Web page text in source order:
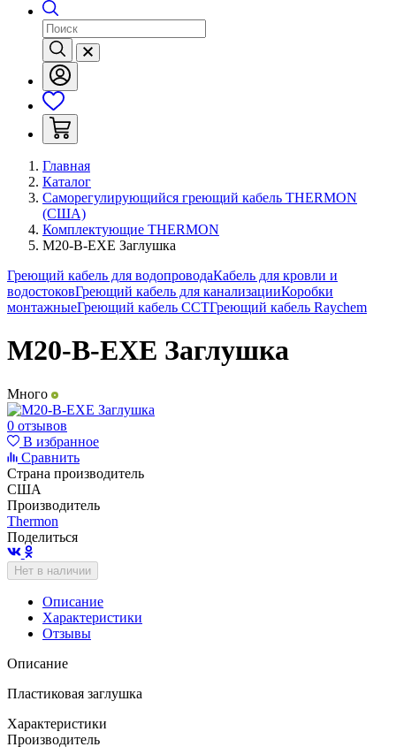
Главная
Каталог
Саморегулирующийся греющий кабель THERMON
(США)
Комплектующие THERMON
M20-B-EXE Заглушка
Греющий кабель для водопроводаКабель для кровли и
водостоковГреющий кабель для канализацииКоробки
монтажныеГреющий кабель ССТГреющий кабель Raychem
M20-B-EXE Заглушка
Много
0 отзывов
В избранное
Сравнить
Страна производитель
США
Производитель
Thermon
Поделиться
Нет в наличии
Описание
Характеристики
Отзывы
Описание
Пластиковая заглушка
Характеристики
Производитель